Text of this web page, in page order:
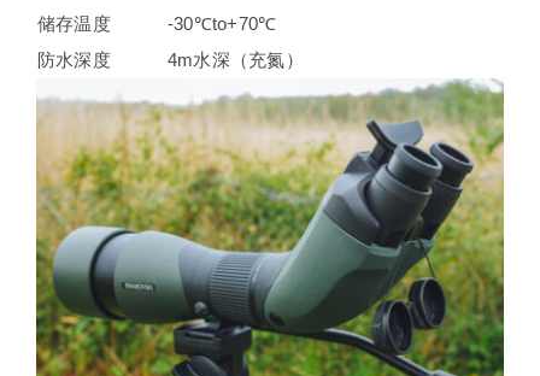
储存温度
-30℃to+70℃
防水深度
4m水深（充氮）